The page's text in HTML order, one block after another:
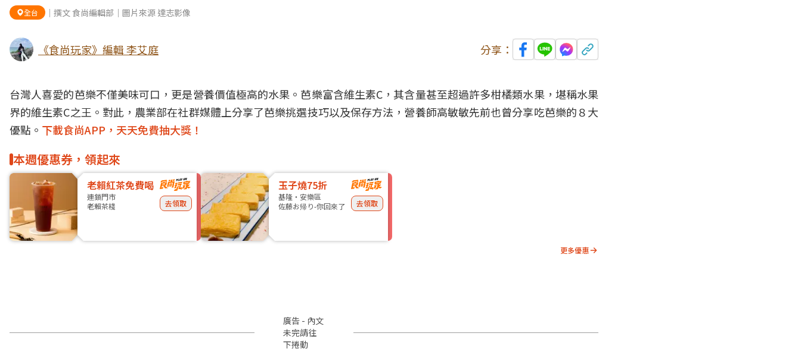
全台 ｜撰文 食尚編輯部｜圖片來源 達志影像
《食尚玩家》編輯 李艾庭 分享：
台灣人喜愛的芭樂不僅美味可口，更是營養價值極高的水果。芭樂富含維生素C，其含量甚至超過許多柑橘類水果，堪稱水果
界的維生素C之王。對此，農業部在社群媒體上分享了芭樂挑選技巧以及保存方法，營養師高敏敏先前也曾分享吃芭樂的８大
優點。 下載食尚APP，天天免費抽大獎！
本週優惠券，領起來
老賴紅茶免費喝
連鎖門市
老賴茶棧
去領取
玉子燒75折
基隆・安樂區
佐藤お帰り-你回來了
去領取
更多優惠
廣告 - 內文
未完請往
下捲動